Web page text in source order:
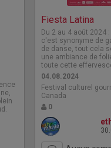
Fiesta Latina
Du 2 au 4 août 2024
c'est synonyme de
de danse, tout cela
une ambiance de
toute cette
04.08.2024
Festival culturel
Canada
0